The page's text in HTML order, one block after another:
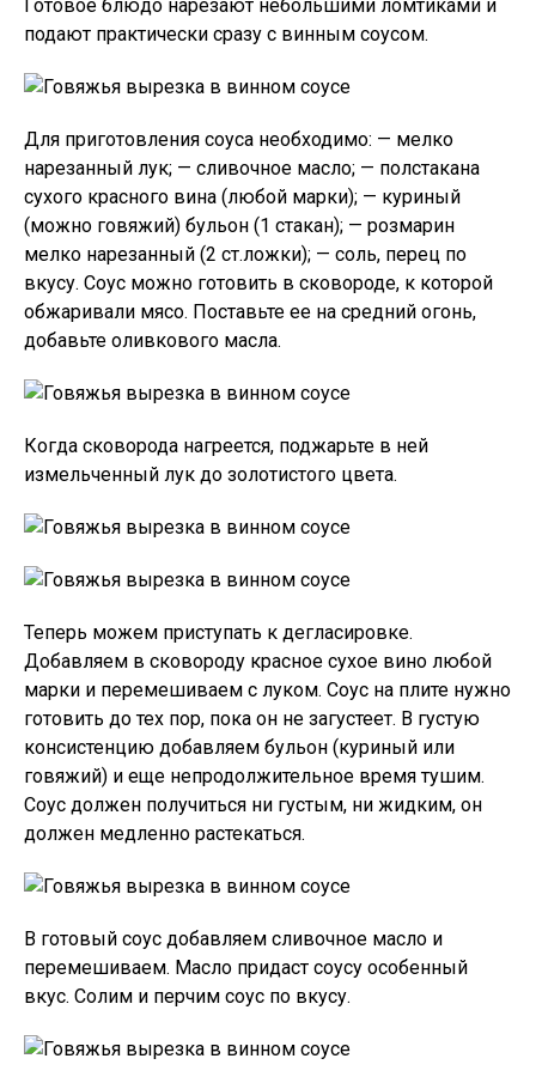
Готовое блюдо нарезают небольшими ломтиками и
подают практически сразу с винным соусом.
Для приготовления соуса необходимо: — мелко
нарезанный лук; — сливочное масло; — полстакана
сухого красного вина (любой марки); — куриный
(можно говяжий) бульон (1 стакан); — розмарин
мелко нарезанный (2 ст.ложки); — соль, перец по
вкусу. Соус можно готовить в сковороде, к которой
обжаривали мясо. Поставьте ее на средний огонь,
добавьте оливкового масла.
Когда сковорода нагреется, поджарьте в ней
измельченный лук до золотистого цвета.
Теперь можем приступать к дегласировке.
Добавляем в сковороду красное сухое вино любой
марки и перемешиваем с луком. Соус на плите нужно
готовить до тех пор, пока он не загустеет. В густую
консистенцию добавляем бульон (куриный или
говяжий) и еще непродолжительное время тушим.
Соус должен получиться ни густым, ни жидким, он
должен медленно растекаться.
В готовый соус добавляем сливочное масло и
перемешиваем. Масло придаст соусу особенный
вкус. Солим и перчим соус по вкусу.